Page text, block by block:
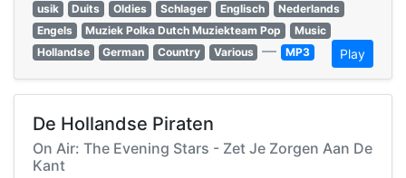
usik
Duits Oldies Schlager Englisch
Nederlands
Engels
Muziek Polka Dutch Muziekteam Pop
Music
Hollandse
German Country Various — MP3 Play
De Hollandse Piraten
On Air: The Evening Stars - Zet Je Zorgen Aan De
Kant